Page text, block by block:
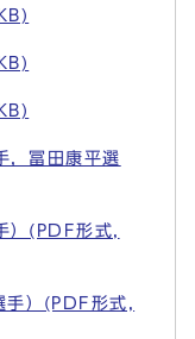
，冨田康平選
）(PDF形式,
手）(PDF形式,